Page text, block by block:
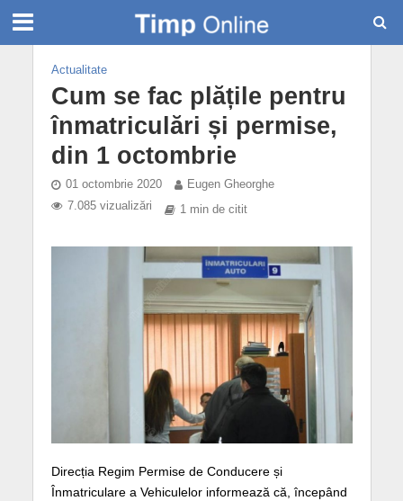
Actualitate
Cum se fac plățile pentru
înmatriculări și permise,
din 1 octombrie
01 octombrie 2020
Eugen Gheorghe
7.085 vizualizări
1 min de citit
Direcția Regim Permise de Conducere și
Înmatriculare a Vehiculelor informează că, începând